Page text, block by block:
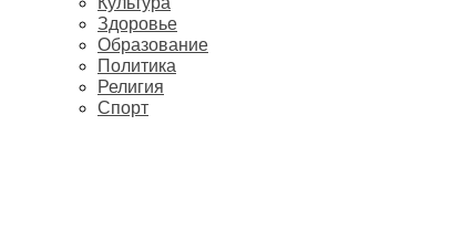
Здоровье
Образование
Политика
Религия
Спорт